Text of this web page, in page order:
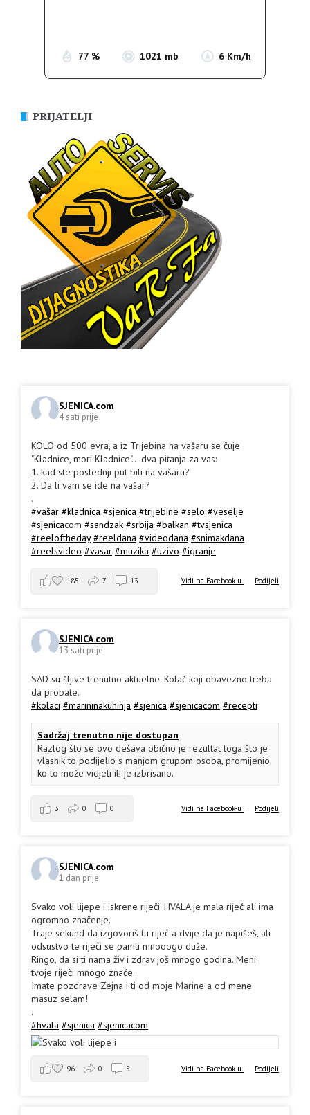
77 % 1021 mb 6 Km/h
PRIJATELJI
SJENICA.com
4 sati prije
KOLO od 500 evra, a iz Trijebina na vašaru se čuje
"Kladnice, mori Kladnice"... dva pitanja za vas:
1. kad ste poslednji put bili na vašaru?
2. Da li vam se ide na vašar?
.
#vašar #kladnica #sjenica #trijebine #selo #veselje
#sjenicacom #sandzak #srbija #balkan #tvsjenica
#reeloftheday #reeldana #videodana #snimakdana
#reelsvideo #vasar #muzika #uzivo #igranje
Vidi na Facebook-u · Podijeli
185 7 13
SJENICA.com
13 sati prije
SAD su šljive trenutno aktuelne. Kolač koji obavezno treba
da probate.
#kolaci #marininakuhinja #sjenica #sjenicacom #recepti
Sadržaj trenutno nije dostupan
Razlog što se ovo dešava obično je rezultat toga što je
vlasnik to podijelio s manjom grupom osoba, promijenio
ko to može vidjeti ili je izbrisano.
Vidi na Facebook-u · Podijeli
3 0 0
SJENICA.com
1 dan prije
Svako voli lijepe i iskrene riječi. HVALA je mala riječ ali ima
ogromno značenje.
Traje sekund da izgovoriš tu riječ a dvije da je napišeš, ali
odsustvo te riječi se pamti mnooogo duže.
Ringo, da si ti nama živ i zdrav još mnogo godina. Meni
tvoje riječi mnogo znače.
Imate pozdrave Zejna i ti od moje Marine a od mene
masuz selam!
.
#hvala #sjenica #sjenicacom
Vidi na Facebook-u · Podijeli
96 0 5